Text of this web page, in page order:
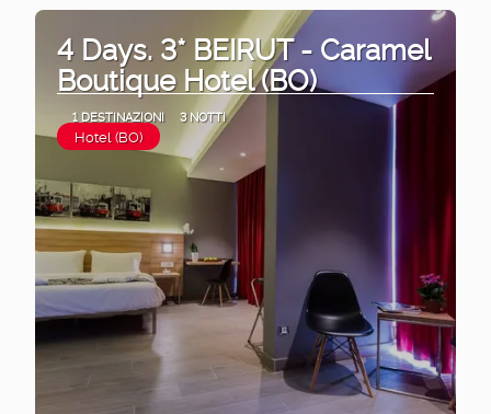
4 Days. 3* BEIRUT - Caramel
Boutique Hotel (BO)
1 DESTINAZIONI 3 NOTTI
Hotel (BO)